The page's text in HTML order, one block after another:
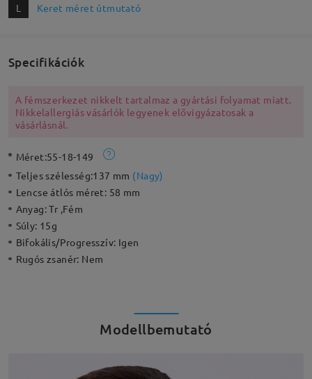
L Keret méret útmutató
Specifikációk
A fémszerkezet nikkelt tartalmaz a gyártási folyamat miatt.
Nikkelallergiás vásárlók legyenek elővigyázatosak a
vásárlásnál.
Méret:55-18-149
Teljes szélesség:137 mm (Nagy)
Lencse átlós méret: 58 mm
Anyag:Tr ,Fém
Súly: 15g
Bifokális/Progresszív: Igen
Rugós zsanér: Nem
Modellbemutató